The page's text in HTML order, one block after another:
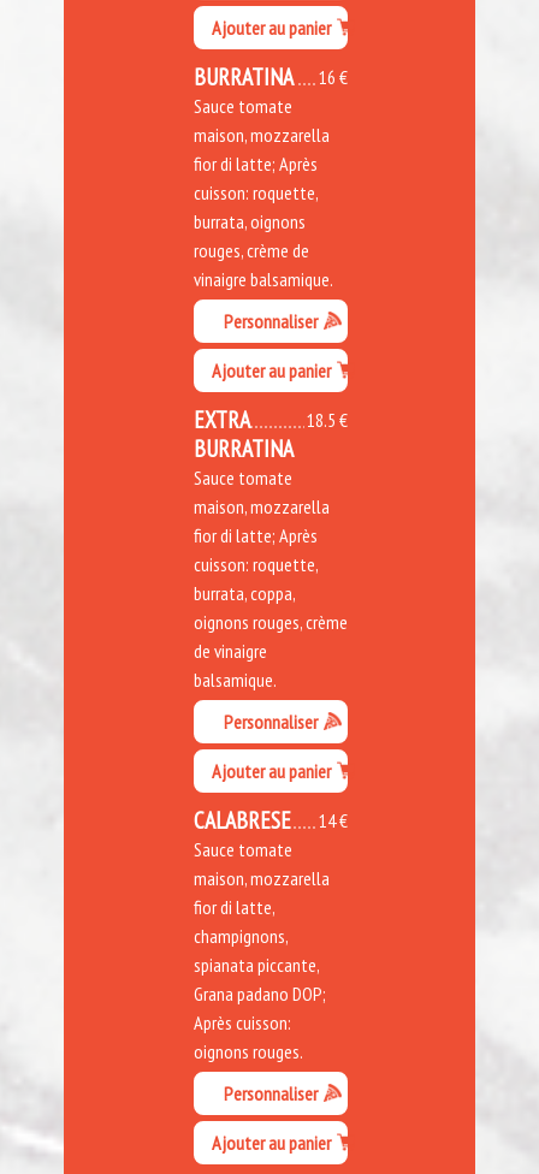
Ajouter au panier
16 €
BURRATINA
Sauce tomate
maison, mozzarella
fior di latte; Après
cuisson: roquette,
burrata, oignons
rouges, crème de
vinaigre balsamique.
Personnaliser
Ajouter au panier
18.5 €
EXTRA
BURRATINA
Sauce tomate
maison, mozzarella
fior di latte; Après
cuisson: roquette,
burrata, coppa,
oignons rouges, crème
de vinaigre
balsamique.
Personnaliser
Ajouter au panier
14 €
CALABRESE
Sauce tomate
maison, mozzarella
fior di latte,
champignons,
spianata piccante,
Grana padano DOP;
Après cuisson:
oignons rouges.
Personnaliser
Ajouter au panier